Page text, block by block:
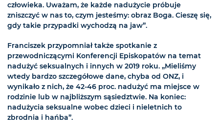
człowieka. Uważam, że każde nadużycie próbuje
zniszczyć w nas to, czym jesteśmy: obraz Boga. Cieszę się,
gdy takie przypadki wychodzą na jaw”.
Franciszek przypomniał także spotkanie z
przewodniczącymi Konferencji Episkopatów na temat
nadużyć seksualnych i innych w 2019 roku. „Mieliśmy
wtedy bardzo szczegółowe dane, chyba od ONZ, i
wynikało z nich, że 42-46 proc. nadużyć ma miejsce w
rodzinie lub w najbliższym sąsiedztwie. Na koniec:
nadużycia seksualne wobec dzieci i nieletnich to
zbrodnia i hańba”.